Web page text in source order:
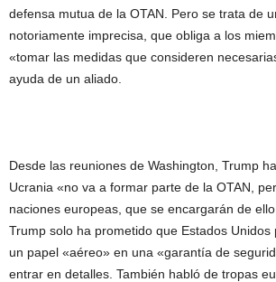
defensa mutua de la OTAN. Pero se trata de
notoriamente imprecisa, que obliga a los
«tomar las medidas que consideren
ayuda de un aliado.
Desde las reuniones de Washington, Trump
Ucrania «no va a formar parte de la OTAN,
naciones europeas, que se encargarán de
Trump solo ha prometido que Estados
un papel «aéreo» en una «garantía de
entrar en detalles. También habló de tropas